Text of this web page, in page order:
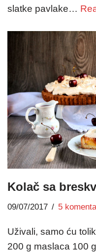
slatke pavlake…
Kolač sa
09/07/2017 5
Uživali, samo ću
200 g maslaca 100